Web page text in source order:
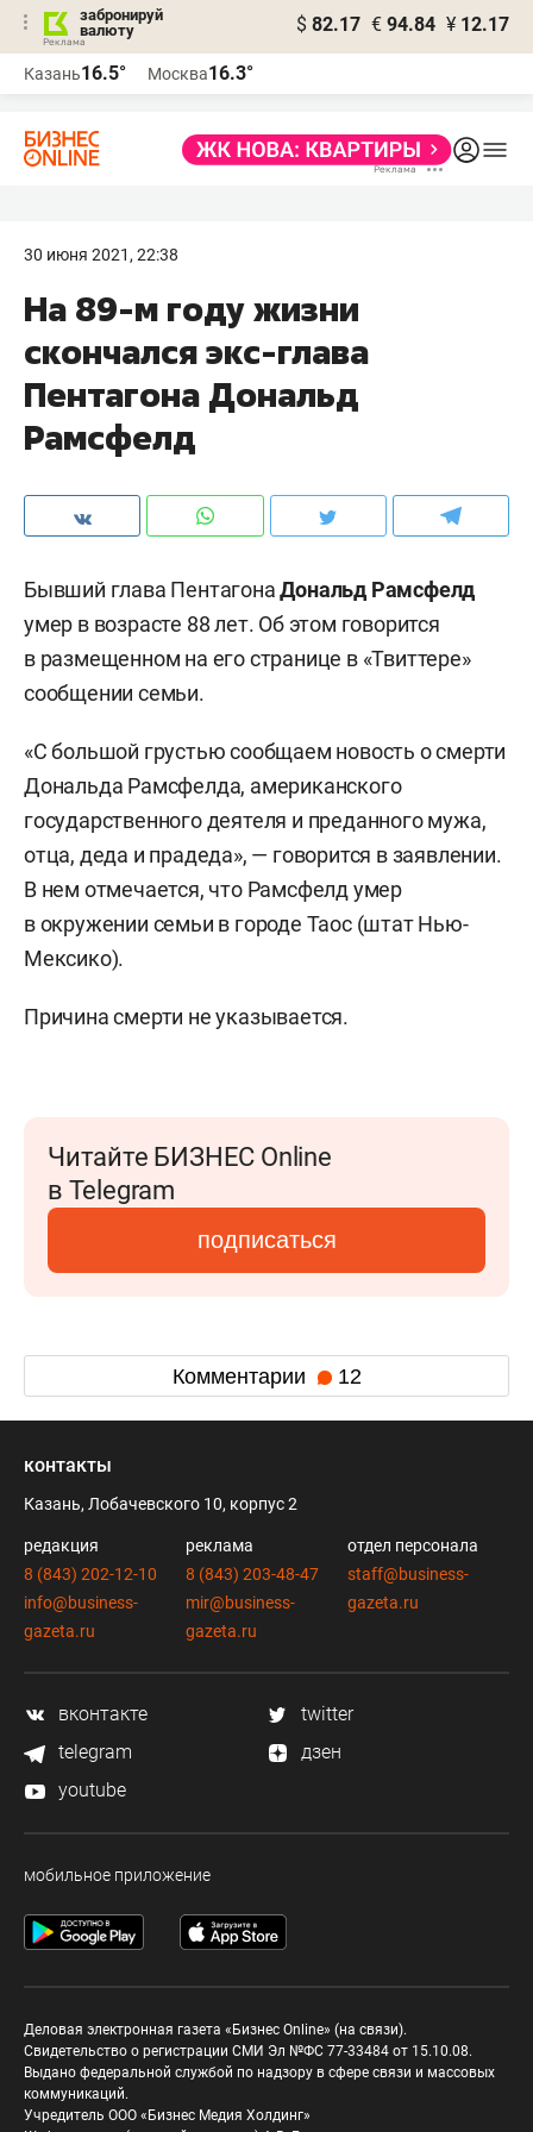
забронируй
валюту
$ 82.17 € 94.84 ¥ 12.17
Казань16.5° Москва16.3°
30 июня 2021, 22:38
На 89-м году жизни
скончался экс-глава
Пентагона Дональд
Рамсфелд
Бывший глава ПентагонаДональд Рамсфелд
умер в возрасте 88 лет. Об этом говорится
в размещенном на его странице в «Твиттере»
сообщении семьи.
«С большой грустью сообщаем новость о смерти
Дональда Рамсфелда, американского
государственного деятеля и преданного мужа,
отца, деда и прадеда», — говорится в заявлении.
В нем отмечается, что Рамсфелд умер
в окружении семьи в городе Таос (штат Нью-
Мексико).
Причина смерти не указывается.
Читайте БИЗНЕС Online
в Telegram
подписаться
Комментарии 12
контакты
Казань, Лобачевского 10, корпус 2
редакция
8 (843) 202-12-10
info@business-
gazeta.ru
реклама
8 (843) 203-48-47
mir@business-
gazeta.ru
отдел персонала
staff@business-
gazeta.ru
вконтакте
twitter
telegram
дзен
youtube
мобильное приложение
Деловая электронная газета «Бизнес Online» (на связи).
Свидетельство о регистрации СМИ Эл №ФС 77-33484 от 15.10.08.
Выдано федеральной службой по надзору в сфере связи и массовых
коммуникаций.
Учредитель ООО «Бизнес Медия Холдинг»